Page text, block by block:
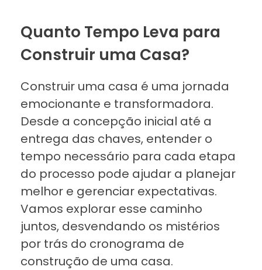
Quanto Tempo Leva para
Construir uma Casa?
Construir uma casa é uma jornada
emocionante e transformadora.
Desde a concepção inicial até a
entrega das chaves, entender o
tempo necessário para cada etapa
do processo pode ajudar a planejar
melhor e gerenciar expectativas.
Vamos explorar esse caminho
juntos, desvendando os mistérios
por trás do cronograma de
construção de uma casa.